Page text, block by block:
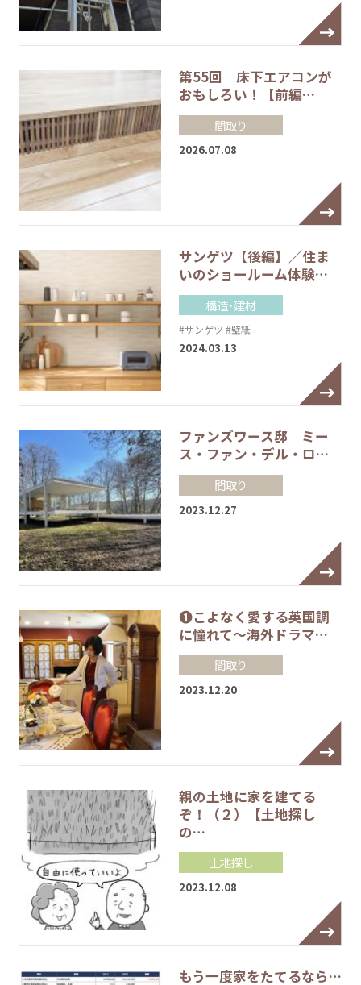
第55回 床下エアコンが
おもしろい！【前編…
間取り
2026.07.08
サンゲツ【後編】／住ま
いのショールーム体験…
構造・建材
#サンゲツ #壁紙
2024.03.13
ファンズワース邸 ミー
ス・ファン・デル・ロ…
間取り
2023.12.27
❶こよなく愛する英国調
に憧れて～海外ドラマ…
間取り
2023.12.20
親の土地に家を建てる
ぞ！（２）【土地探し
の…
土地探し
2023.12.08
もう一度家をたてるなら…